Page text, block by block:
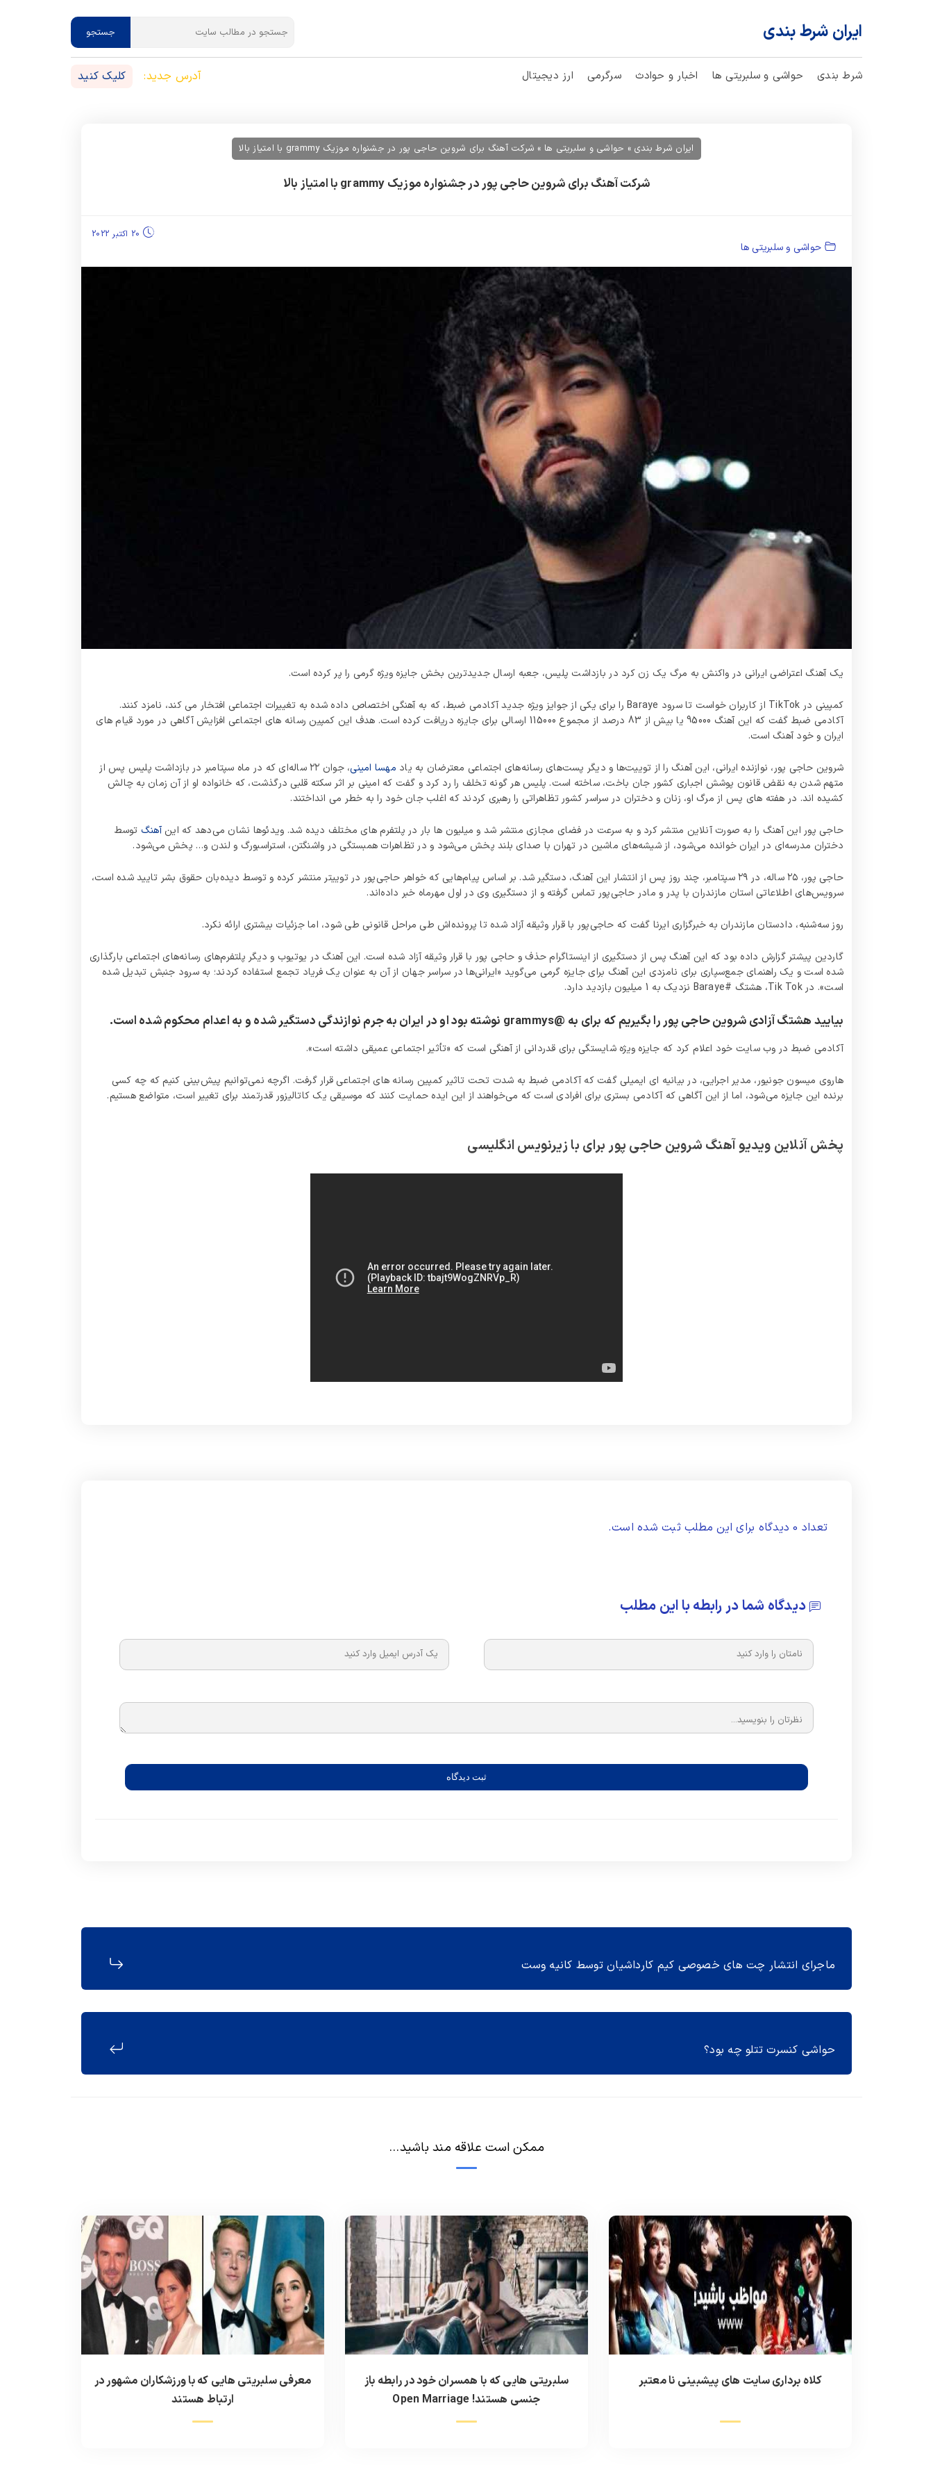
ایران شرط بندی جستجو
شرط بندی حواشی و سلبریتی ها اخبار و حوادث سرگرمی ارز دیجیتال آدرس جدید: کلیک کنید
ایران شرط بندی » حواشی و سلبریتی ها » شرکت آهنگ برای شروین حاجی پور در جشنواره موزیک grammy با امتیاز بالا
شرکت آهنگ برای شروین حاجی پور در جشنواره موزیک grammy با امتیاز بالا
20 اکتبر 2022
حواشی و سلبریتی ها
یک آهنگ اعتراضی ایرانی در واکنش به مرگ یک زن کرد در بازداشت پلیس، جعبه ارسال جدیدترین بخش جایزه ویژه گرمی را پر کرده است.
کمپینی در TikTok از کاربران خواست تا سرود Baraye را برای یکی از جوایز ویژه جدید آکادمی ضبط، که به آهنگی اختصاص داده شده به تغییرات اجتماعی افتخار می کند، نامزد کنند.
آکادمی ضبط گفت که این آهنگ 95000 یا بیش از 83 درصد از مجموع 115000 ارسالی برای جایزه دریافت کرده است. هدف این کمپین رسانه های اجتماعی افزایش آگاهی در مورد قیام های
ایران و خود آهنگ است.
شروین حاجی پور، نوازنده ایرانی، این آهنگ را از توییت‌ها و دیگر پست‌های رسانه‌های اجتماعی معترضان به یاد مهسا امینی
، جوان ۲۲ ساله‌ای که در ماه سپتامبر در بازداشت پلیس پس از
متهم شدن به نقض قانون پوشش اجباری کشور جان باخت، ساخته است. پلیس هر گونه تخلف را رد کرد و گفت که امینی بر اثر سکته قلبی درگذشت، که خانواده او از آن زمان به چالش
کشیده اند. در هفته های پس از مرگ او، زنان و دختران در سراسر کشور تظاهراتی را رهبری کردند که اغلب جان خود را به خطر می انداختند.
حاجی پور این آهنگ را به صورت آنلاین منتشر کرد و به سرعت در فضای مجازی منتشر شد و میلیون ها بار در پلتفرم های مختلف دیده شد. ویدئوها نشان می‌دهد که اینآهنگ توسط
دختران مدرسه‌ای در ایران خوانده می‌شود، از شیشه‌های ماشین در تهران با صدای بلند پخش می‌شود و در تظاهرات همبستگی در واشنگتن، استراسبورگ و لندن و… پخش می‌شود.
حاجی پور، ۲۵ ساله، در ۲۹ سپتامبر، چند روز پس از انتشار این آهنگ، دستگیر شد. بر اساس پیام‌هایی که خواهر حاجی‌پور در توییتر منتشر کرده و توسط دیده‌بان حقوق بشر تایید شده است،
سرویس‌های اطلاعاتی استان مازندران با پدر و مادر حاجی‌پور تماس گرفته و از دستگیری وی در اول مهرماه خبر داده‌اند.
روز سه‌شنبه، دادستان مازندران به خبرگزاری ایرنا گفت که حاجی‌پور با قرار وثیقه آزاد شده تا پرونده‌اش طی مراحل قانونی طی شود، اما جزئیات بیشتری ارائه نکرد.
گاردین پیشتر گزارش داده بود که این آهنگ پس از دستگیری از اینستاگرام حذف و حاجی پور با قرار وثیقه آزاد شده است. این آهنگ در یوتیوب و دیگر پلتفرم‌های رسانه‌های اجتماعی بارگذاری
شده است و یک راهنمای جمع‌سپاری برای نامزدی این آهنگ برای جایزه گرمی می‌گوید «ایرانی‌ها در سراسر جهان از آن به عنوان یک فریاد تجمع استفاده کردند؛ به سرود جنبش تبدیل شده
است». در Tik Tok، هشتگ #Baraye نزدیک به 1 میلیون بازدید دارد.
بیایید هشتگ آزادی ‌شروین حاجی پور را بگیریم که برای به @grammys نوشته بود او در ایران به جرم نوازندگی دستگیر شده و به اعدام محکوم شده است.
آکادمی ضبط در وب‌ سایت خود اعلام کرد که جایزه ویژه شایستگی برای قدردانی از آهنگی است که «تأثیر اجتماعی عمیقی داشته است».
هاروی میسون جونیور، مدیر اجرایی، در بیانیه ای ایمیلی گفت که آکادمی ضبط به شدت تحت تاثیر کمپین رسانه های اجتماعی قرار گرفت. اگرچه نمی‌توانیم پیش‌بینی کنیم که چه کسی
برنده این جایزه می‌شود، اما از این آگاهی که آکادمی بستری برای افرادی است که می‌خواهند از این ایده حمایت کنند که موسیقی یک کاتالیزور قدرتمند برای تغییر است، متواضع هستیم.
پخش آنلاین ویدیو آهنگ شروین حاجی پور برای با زیرنویس انگلیسی
تعداد 0 دیدگاه برای این مطلب ثبت شده است.
دیدگاه شما در رابطه با این مطلب
ثبت دیدگاه
حواشی کنسرت تتلو چه بود؟
ممکن است علاقه مند باشید...
کلاه برداری سایت های پیشبینی نا معتبر
‎سلبریتی هایی که با همسران خود در رابطه باز
جنسی هستند! Open Marriage
معرفی سلبریتی هایی که با ورزشکاران مشهور در
ارتباط هستند